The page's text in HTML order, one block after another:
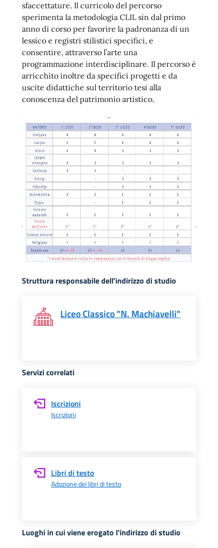
sfaccettature. Il curricolo del percorso
sperimenta la metodologia CLIL sin dal primo
anno di corso per favorire la padronanza di un
lessico e registri stilistici specifici, e
consentire, attraverso l’arte una
programmazione interdisciplinare. Il percorso è
arricchito inoltre da specifici progetti e da
uscite didattiche sul territorio tesi alla
conoscenza del patrimonio artistico.
Struttura responsabile dell'indirizzo di studio
Liceo Classico "N. Machiavelli"
Servizi correlati
Iscrizioni
Iscrizioni
Libri di testo
Adozione dei libri di testo
Luoghi in cui viene erogato l'indirizzo di studio